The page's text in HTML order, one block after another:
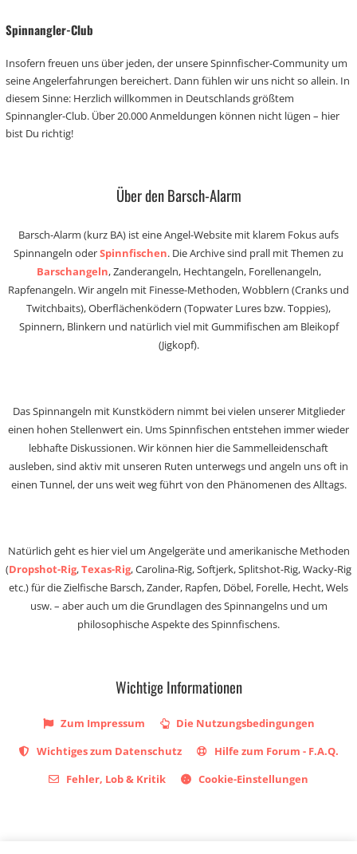
Spinnangler-Club
Insofern freuen uns über jeden, der unsere Spinnfischer-Community um
seine Angelerfahrungen bereichert. Dann fühlen wir uns nicht so allein. In
diesem Sinne: Herzlich willkommen in Deutschlands größtem
Spinnangler-Club. Über 20.000 Anmeldungen können nicht lügen – hier
bist Du richtig!
Über den Barsch-Alarm
Barsch-Alarm (kurz BA) ist eine Angel-Website mit klarem Fokus aufs
Spinnangeln oderSpinnfischen. Die Archive sind prall mit Themen zu
Barschangeln, Zanderangeln, Hechtangeln, Forellenangeln,
Rapfenangeln. Wir angeln mit Finesse-Methoden, Wobblern (Cranks und
Twitchbaits), Oberflächenködern (Topwater Lures bzw. Toppies),
Spinnern, Blinkern und natürlich viel mit Gummifischen am Bleikopf
(Jigkopf).
Das Spinnangeln mit Kunstködern nimmt bei vielen unserer Mitglieder
einen hohen Stellenwert ein. Ums Spinnfischen entstehen immer wieder
lebhafte Diskussionen. Wir können hier die Sammelleidenschaft
ausleben, sind aktiv mit unseren Ruten unterwegs und angeln uns oft in
einen Tunnel, der uns weit weg führt von den Phänomenen des Alltags.
Natürlich geht es hier viel um Angelgeräte und amerikanische Methoden
(Dropshot-Rig,Texas-Rig, Carolina-Rig, Softjerk, Splitshot-Rig, Wacky-Rig
etc.) für die Zielfische Barsch, Zander, Rapfen, Döbel, Forelle, Hecht, Wels
usw. – aber auch um die Grundlagen des Spinnangelns und um
philosophische Aspekte des Spinnfischens.
Wichtige Informationen
Zum Impressum
Die Nutzungsbedingungen
Wichtiges zum Datenschutz
Hilfe zum Forum - F.A.Q.
Fehler, Lob & Kritik
Cookie-Einstellungen